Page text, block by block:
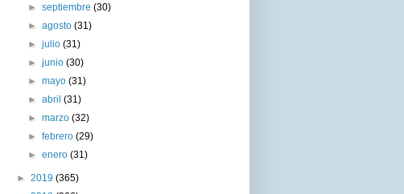
►septiembre(30)
►agosto(31)
►julio(31)
►junio(30)
►mayo(31)
►abril(31)
►marzo(32)
►febrero(29)
►enero(31)
► 2019 (365)